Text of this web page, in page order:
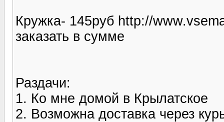
Кружка- 145руб http://
заказать в сумме
Раздачи:
1. Ко мне домой в Крылатское
2. Возможна доставка через